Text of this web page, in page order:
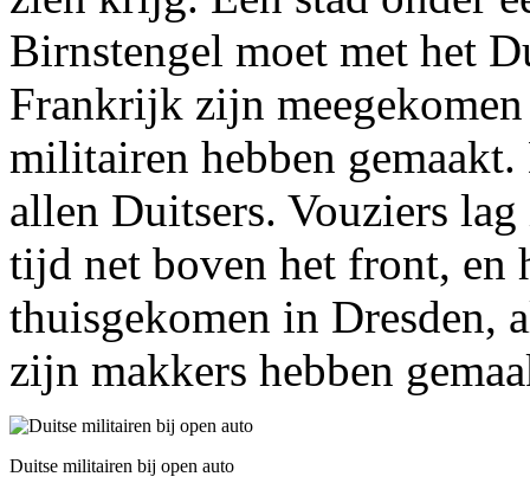
Birnstengel moet met het
Frankrijk zijn
militairen hebben
allen Duitsers. Vouziers
tijd net boven het front, en
thuisgekomen in Dresden,
zijn makkers hebben
Duitse militairen bij open auto